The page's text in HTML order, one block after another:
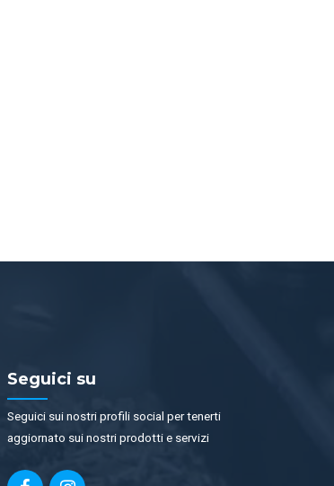
Seguici su
Seguici sui nostri profili social per tenerti
aggiornato sui nostri prodotti e servizi